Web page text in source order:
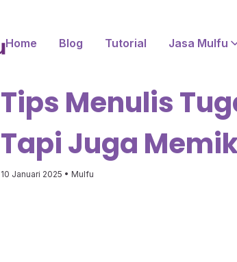
Home Blog Tutorial Jasa Mulfu
Tips Menulis
Tapi Juga
10 Januari 2025 • Mulfu